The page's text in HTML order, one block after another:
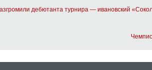
дебютанта турнира — ивановский